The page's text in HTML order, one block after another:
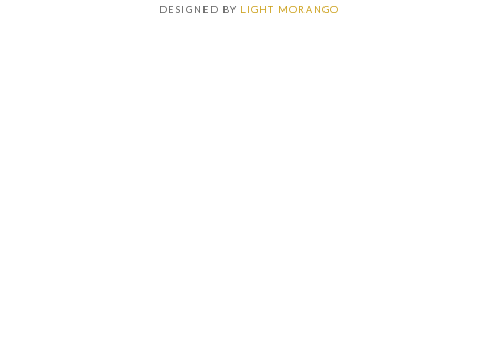
DESIGNED BY LIGHT MORANGO